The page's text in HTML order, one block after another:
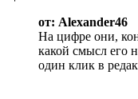
от: Alexander46
На цифре они,
какой смысл его
один клик в